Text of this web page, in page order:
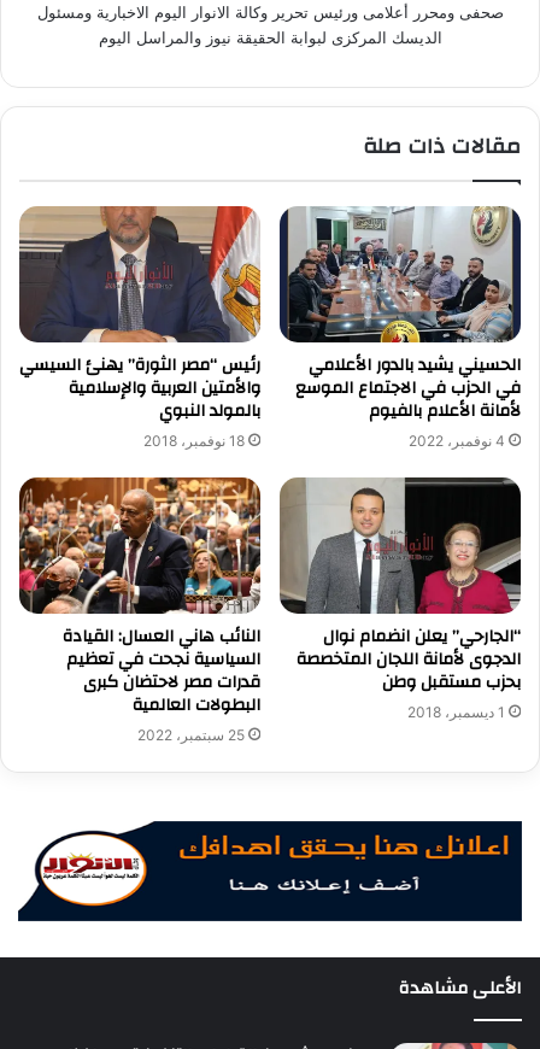
صحفى ومحرر أعلامى ورئيس تحرير وكالة الانوار اليوم الاخبارية ومسئول
الديسك المركزى لبوابة الحقيقة نيوز والمراسل اليوم
مقالات ذات صلة
الحسيني يشيد بالدور الأعلامي
في الحزب في الاجتماع الموسع
لأمانة الأعلام بالفيوم
4 نوفمبر، 2022
رئيس “مصر الثورة” يهنئ السيسي
والأمتين العربية والإسلامية
بالمولد النبوي
18 نوفمبر، 2018
“الجارحي” يعلن انضمام نوال
الدجوى لأمانة اللجان المتخصصة
بحزب مستقبل وطن
1 ديسمبر، 2018
النائب هاني العسال: القيادة
السياسية نجحت في تعظيم
قدرات مصر لاحتضان كبرى
البطولات العالمية
25 سبتمبر، 2022
الأعلى مشاهدة